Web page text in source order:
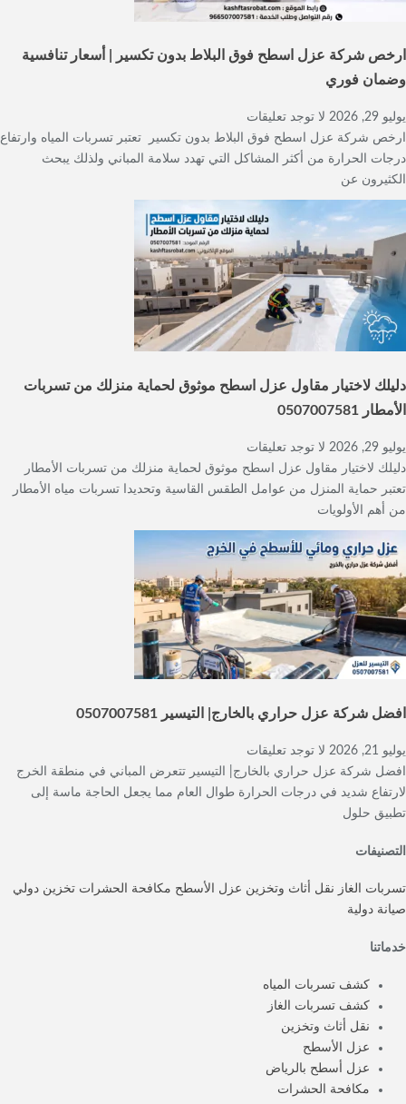
ارخص شركة عزل اسطح فوق البلاط بدون تكسير | أسعار تنافسية
وضمان فوري
يوليو 29, 2026
لا توجد تعليقات
ارخص شركة عزل اسطح فوق البلاط بدون تكسير تعتبر تسربات المياه وارتفاع
درجات الحرارة من أكثر المشاكل التي تهدد سلامة المباني ولذلك يبحث
الكثيرون عن
دليلك لاختيار مقاول عزل اسطح موثوق لحماية منزلك من تسربات
الأمطار 0507007581
يوليو 29, 2026
لا توجد تعليقات
دليلك لاختيار مقاول عزل اسطح موثوق لحماية منزلك من تسربات الأمطار
تعتبر حماية المنزل من عوامل الطقس القاسية وتحديدا تسربات مياه الأمطار
من أهم الأولويات
افضل شركة عزل حراري بالخارج| التيسير 0507007581
يوليو 21, 2026
لا توجد تعليقات
افضل شركة عزل حراري بالخارج| التيسير تتعرض المباني في منطقة الخرج
لارتفاع شديد في درجات الحرارة طوال العام مما يجعل الحاجة ماسة إلى
تطبيق حلول
التصنيفات
تسربات الغاز نقل أثاث وتخزين عزل الأسطح مكافحة الحشرات تخزين دولي
صيانة دولية
خدماتنا
كشف تسربات المياه
كشف تسربات الغاز
نقل أثاث وتخزين
عزل الأسطح
عزل أسطح بالرياض
مكافحة الحشرات